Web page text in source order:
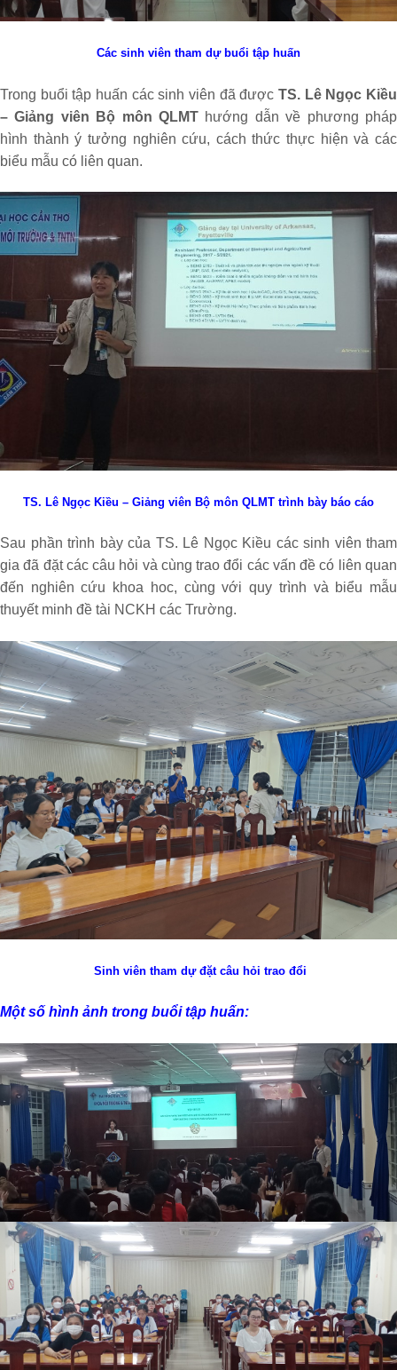
Các sinh viên tham dự buổi tập huấn
Trong buổi tập huấn các sinh viên đã được TS. Lê Ngọc Kiều
– Giảng viên Bộ môn QLMT hướng dẫn về phương pháp
hình thành ý tưởng nghiên cứu, cách thức thực hiện và các
biểu mẫu có liên quan.
TS. Lê Ngọc Kiều – Giảng viên Bộ môn QLMT trình bày báo cáo
Sau phần trình bày của TS. Lê Ngọc Kiều các sinh viên tham
gia đã đặt các câu hỏi và cùng trao đổi các vấn đề có liên quan
đến nghiên cứu khoa hoc, cùng với quy trình và biểu mẫu
thuyết minh đề tài NCKH các Trường.
Sinh viên tham dự đặt câu hỏi trao đổi
Một số hình ảnh trong buổi tập huấn: